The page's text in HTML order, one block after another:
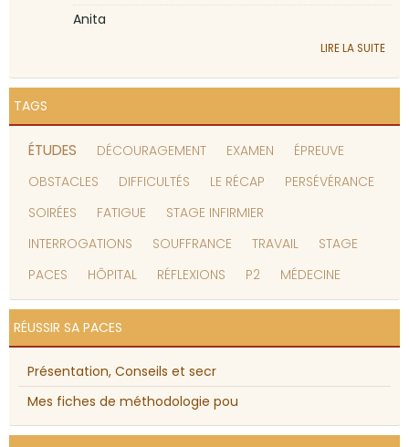
Anita
LIRE LA SUITE
TAGS
ÉTUDES DÉCOURAGEMENT EXAMEN
ÉPREUVE
OBSTACLES
DIFFICULTÉS LE RÉCAP
PERSÉVÉRANCE
SOIRÉES
FATIGUE
STAGE INFIRMIER
INTERROGATIONS
SOUFFRANCE TRAVAIL
STAGE
PACES
HÔPITAL RÉFLEXIONS P2 MÉDECINE
RÉUSSIR SA PACES
Présentation, Conseils et secr
Mes fiches de méthodologie pou